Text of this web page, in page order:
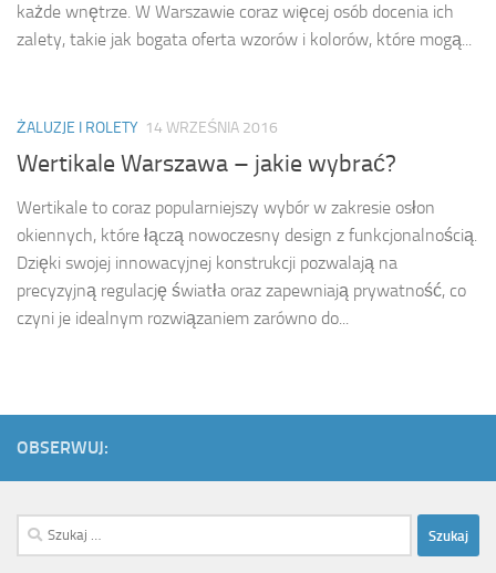
każde wnętrze. W Warszawie coraz więcej osób docenia ich
zalety, takie jak bogata oferta wzorów i kolorów, które mogą...
ŻALUZJE I ROLETY 14 WRZEŚNIA 2016
Wertikale Warszawa – jakie wybrać?
Wertikale to coraz popularniejszy wybór w zakresie osłon
okiennych, które łączą nowoczesny design z funkcjonalnością.
Dzięki swojej innowacyjnej konstrukcji pozwalają na
precyzyjną regulację światła oraz zapewniają prywatność, co
czyni je idealnym rozwiązaniem zarówno do...
OBSERWUJ:
Szukaj: